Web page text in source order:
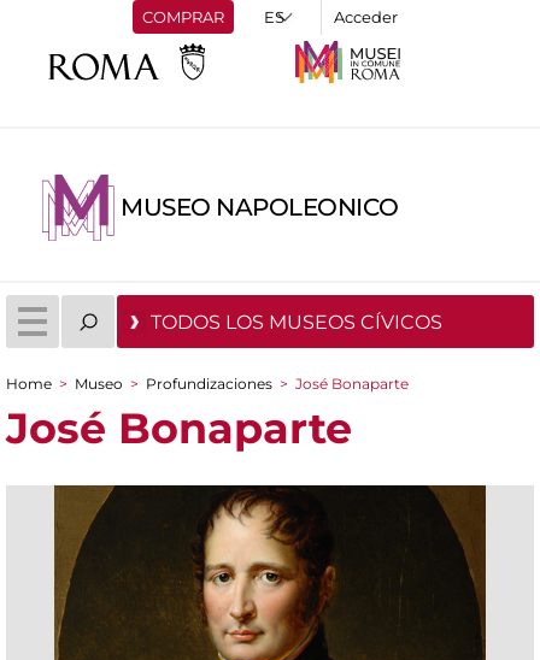
COMPRAR Acceder
MUSEO NAPOLEONICO
TODOS LOS MUSEOS CÍVICOS
You are here
Home > Museo > Profundizaciones > José Bonaparte
José Bonaparte